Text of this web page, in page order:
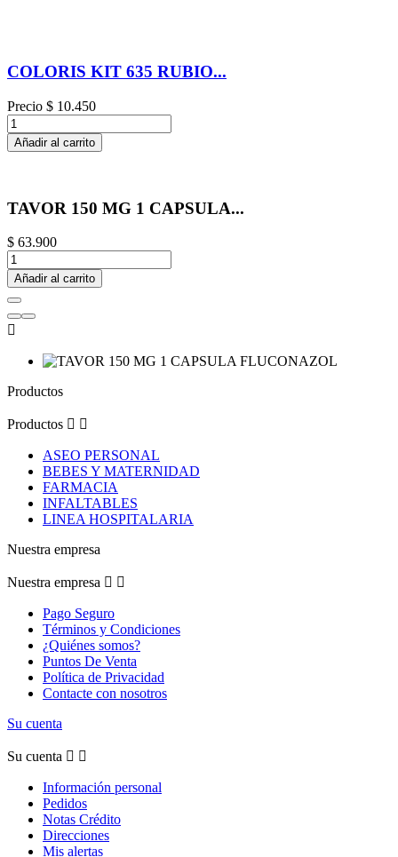
COLORIS KIT 635 RUBIO...
Precio $ 10.450
Añadir al carrito
TAVOR 150 MG 1 CAPSULA...
$ 63.900
Añadir al carrito

Productos
Productos  
ASEO PERSONAL
BEBES Y MATERNIDAD
FARMACIA
INFALTABLES
LINEA HOSPITALARIA
Nuestra empresa
Nuestra empresa  
Pago Seguro
Términos y Condiciones
¿Quiénes somos?
Puntos De Venta
Política de Privacidad
Contacte con nosotros
Su cuenta
Su cuenta  
Información personal
Pedidos
Notas Crédito
Direcciones
Mis alertas